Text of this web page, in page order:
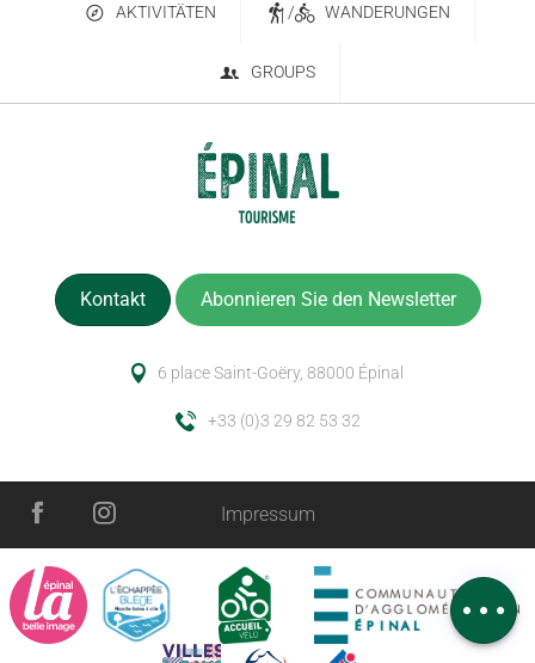
Service
Kommentare
AKTIVITÄTEN / WANDERUNGEN
GROUPS
Kontakt Abonnieren Sie den Newsletter
6 place Saint-Goëry, 88000 Épinal
+33 (0)3 29 82 53 32
Impressum